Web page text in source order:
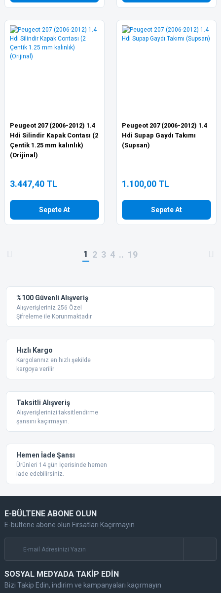
Peugeot 207 (2006-2012) 1.4
Hdi Silindir Kapak Contası (2
Çentik 1.25 mm kalınlık)
(Orijinal)
3.447,40 TL
Sepete At
Peugeot 207 (2006-2012) 1.4
Hdi Supap Gaydı Takımı
(Supsan)
1.100,00 TL
Sepete At
1 2 3 4 .. 19
%100 Güvenli Alışveriş
Alışverişleriniz 256 Özel
Şifreleme ile Korunmaktadır.
Hızlı Kargo
Kargolarınız en hızlı şekilde
kargoya verilir
Taksitli Alışveriş
Alışverişlerinizi taksitlendirme
şansını kaçırmayın.
Hemen İade Şansı
Ürünleri 14 gün İçerisinde hemen
iade edebilirsiniz.
E-BÜLTENE ABONE OLUN
E-bültene abone olun Fırsatları Kaçırmayın
SOSYAL MEDYADA TAKİP EDİN
Bizi Takip Edin, indirim ve kampanyaları kaçırmayın